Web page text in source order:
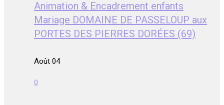
Animation & Encadrement enfants
Mariage DOMAINE DE PASSELOUP aux
PORTES DES PIERRES DORÉES (69)
Août 04
0